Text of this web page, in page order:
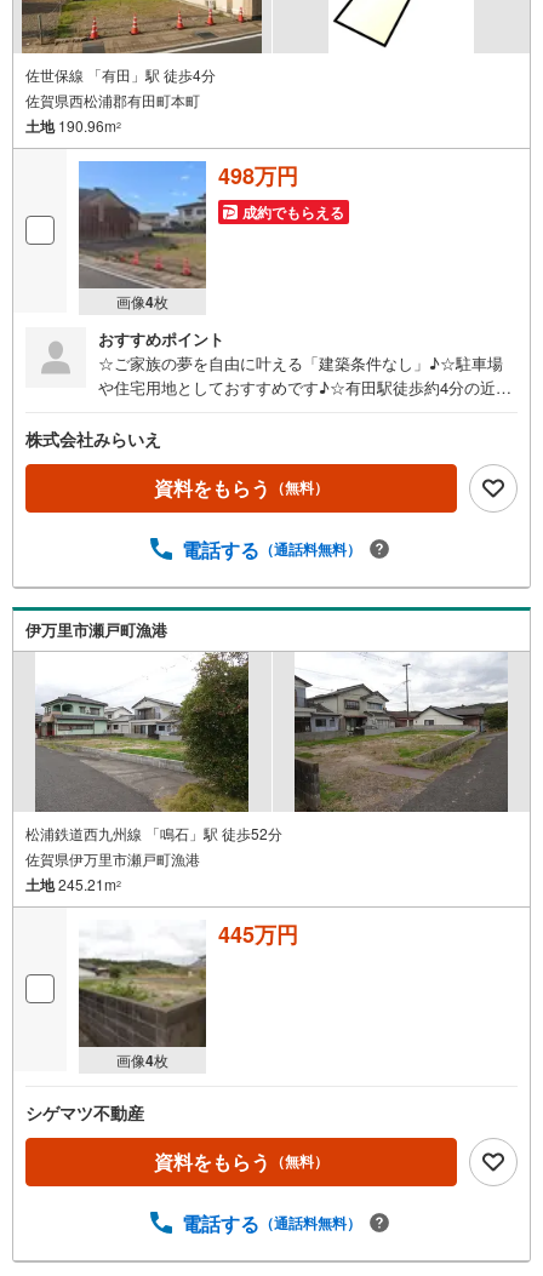
佐世保線 「有田」駅 徒歩4分
佐賀県西松浦郡有田町本町
土地190.96m2
画像4枚
498万円
成約でもらえる
おすすめポイント
☆ご家族の夢を自由に叶える「建築条件なし」♪☆駐車場
や住宅用地としておすすめです♪☆有田駅徒歩約4分の近
♪
株式会社みらいえ
資料をもらう （無料）
電話する （通話料無料）
伊万里市瀬戸町漁港
松浦鉄道西九州線 「鳴石」駅 徒歩52分
佐賀県伊万里市瀬戸町漁港
土地245.21m2
画像4枚
445万円
シゲマツ不動産
資料をもらう （無料）
電話する （通話料無料）